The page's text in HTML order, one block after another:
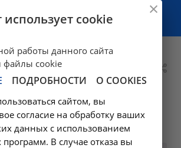
— Лабораторная диагностика
использует cookie
работы данного сайта
файлы cookie
ПОДРОБНОСТИ О COOKIES
сайтом, вы
согласие на обработку ваших
данных с использованием
программ. В случае отказа вы